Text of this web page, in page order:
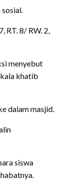
RT. 8/ RW. 2,
menyebut
khatib
dalam masjid.
siswa